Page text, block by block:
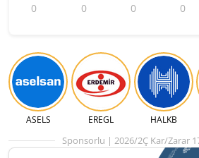
0 0 0 0
ASELS EREGL HALKB
Sponsorlu | 2026/2Ç Kar/Zarar